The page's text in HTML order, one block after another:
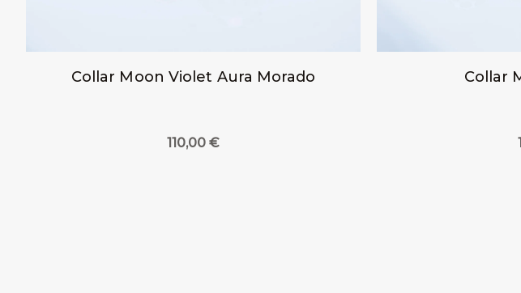
Collar Moon Violet Aura Morado
110,00€
Collar